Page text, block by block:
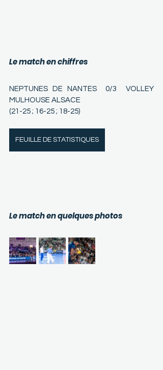
Le match en chiffres
NEPTUNES DE NANTES  0/3  VOLLEY
MULHOUSE ALSACE
(21-25 ; 16-25 ; 18-25)
FEUILLE DE STATISTIQUES
Le match en quelques photos